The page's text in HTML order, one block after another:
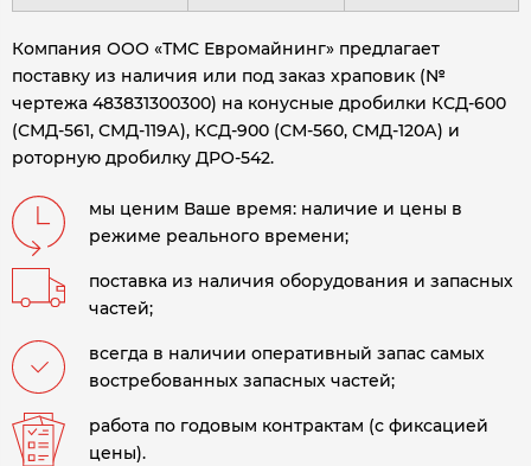
Компания ООО «ТМС Евромайнинг» предлагает
поставку из наличия или под заказ храповик (№
чертежа 483831300300) на конусные дробилки КСД-600
(СМД-561, СМД-119А), КСД-900 (СМ-560, СМД-120А) и
роторную дробилку ДРО-542.
мы ценим Ваше время: наличие и цены в
режиме реального времени;
поставка из наличия оборудования и запасных
частей;
всегда в наличии оперативный запас самых
востребованных запасных частей;
работа по годовым контрактам (с фиксацией
цены).